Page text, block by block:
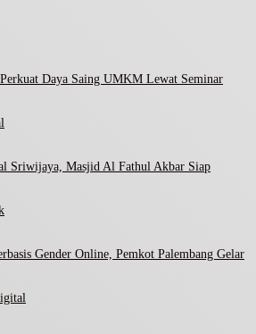
Daya Saing UMKM Lewat Seminar
Sriwijaya, Masjid Al Fathul Akbar Siap
Gender Online, Pemkot Palembang Gelar